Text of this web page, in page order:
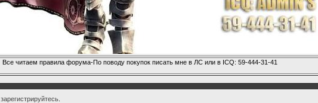
Все читаем правила форума-По поводу покупок писать мне в ЛС или в ICQ: 59-444-31-41
зарегистрируйтесь.